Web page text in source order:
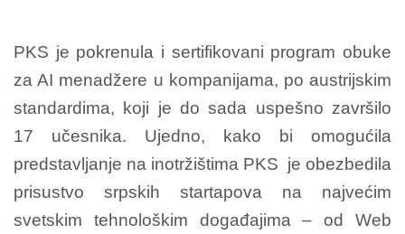
PKS je pokrenula i sertifikovani program obuke
za AI menadžere u kompanijama, po austrijskim
standardima, koji je do sada uspešno završilo
17 učesnika. Ujedno, kako bi omogućila
predstavljanje na inotržištima PKS je obezbedila
prisustvo srpskih startapova na najvećim
svetskim tehnološkim događajima – od Web